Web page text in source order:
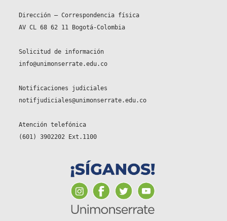
Dirección – Correspondencia física
AV CL 68 62 11 Bogotá-Colombia
Solicitud de información
info@unimonserrate.edu.co
Notificaciones judiciales
notifjudiciales@unimonserrate.edu.co
Atención telefónica
(601) 3902202 Ext.1100